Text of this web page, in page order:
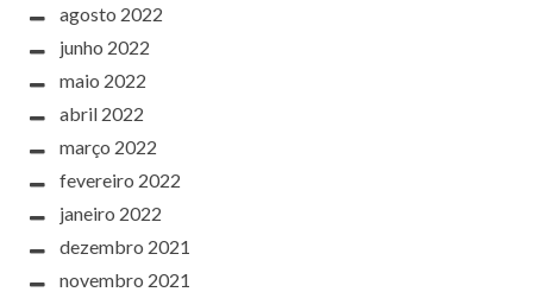
agosto 2022
junho 2022
maio 2022
abril 2022
março 2022
fevereiro 2022
janeiro 2022
dezembro 2021
novembro 2021